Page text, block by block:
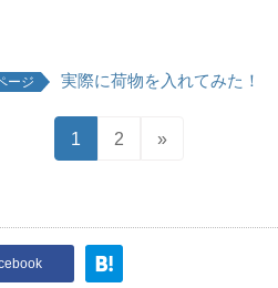
ージ 実際に荷物を入れてみた！
1 2 »